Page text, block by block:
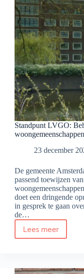
Standpunt LVGO:
23 december
De gemeente
passend toewijzen
doet een dringende
in gesprek te gaan
de…
Lees meer
Standpunt
van